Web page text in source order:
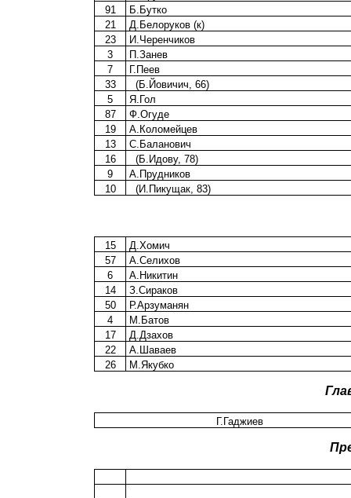
91
Б.Бутко
21
Д.Белоруков (к)
23
И.Черенчиков
3
П.Занев
7
Г.Пеев
33
(Б.Йовичич, 66)
5
Я.Гол
87
Ф.Огуде
19
А.Коломейцев
13
С.Баланович
16
(Б.Идову, 78)
9
А.Прудников
10
(И.Пикущак, 83)
15
Д.Хомич
57
А.Селихов
6
А.Никитин
14
З.Сираков
50
Р.Арзуманян
4
М.Батов
17
Д.Дзахов
22
А.Шаваев
26
М.Якубко
Г.Гаджиев